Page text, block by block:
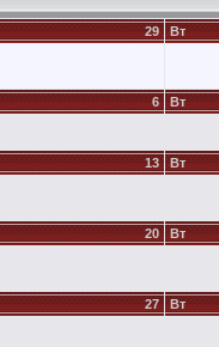
29 Вт
6 Вт
13 Вт
20 Вт
27 Вт